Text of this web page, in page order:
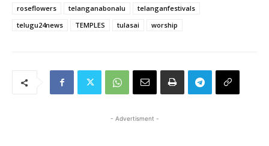
roseflowers
telanganabonalu
telanganfestivals
telugu24news
TEMPLES tulasai worship
- Advertisment -